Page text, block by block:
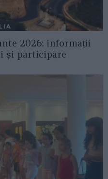
2026: informații
și participare